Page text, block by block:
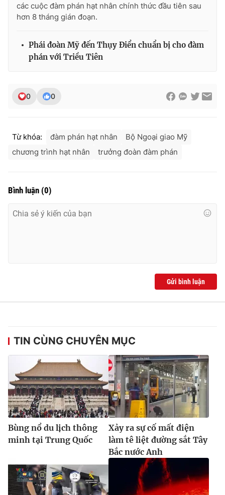
Ðiện thoại Thời báo VTV:024.66 897 897
Email:toasoan@vtv.vn
thuận bằng văn bản. Ghi rõ nguồn VTV.vn khi phát hành lại
thông tin từ website này.
các cuộc đàm phán hạt nhân chính thức đầu tiên sau
hơn 8 tháng gián đoạn.
Phái đoàn Mỹ đến Thụy Điển chuẩn bị cho đàm
phán với Triều Tiên
0 0
Từ khóa: đàm phán hạt nhân
Bộ Ngoại giao Mỹ
chương trình hạt nhân
trưởng đoàn đàm phán
Bình luận (0)
Gửi bình luận
TIN CÙNG CHUYÊN MỤC
Bùng nổ du lịch thông
minh tại Trung Quốc
Xảy ra sự cố mất điện
làm tê liệt đường sắt Tây
Bắc nước Anh